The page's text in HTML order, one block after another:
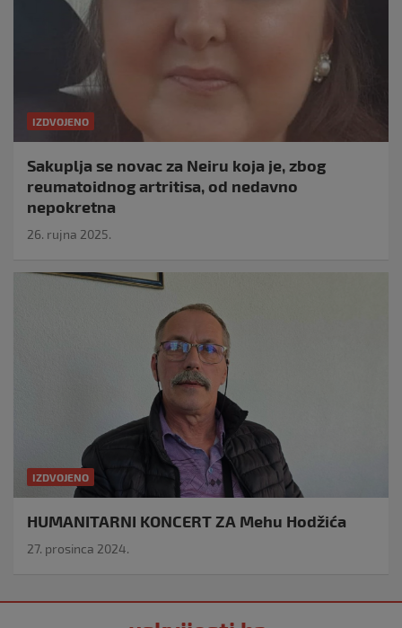
IZDVOJENO
Sakuplja se novac za Neiru koja je, zbog
reumatoidnog artritisa, od nedavno
nepokretna
26. rujna 2025.
IZDVOJENO
HUMANITARNI KONCERT ZA Mehu Hodžića
27. prosinca 2024.